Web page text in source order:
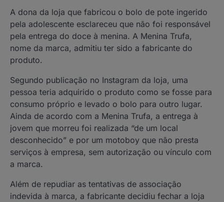
A dona da loja que fabricou o bolo de pote ingerido
pela adolescente esclareceu que não foi responsável
pela entrega do doce à menina. A Menina Trufa,
nome da marca, admitiu ter sido a fabricante do
produto.
Segundo publicação no Instagram da loja, uma
pessoa teria adquirido o produto como se fosse para
consumo próprio e levado o bolo para outro lugar.
Ainda de acordo com a Menina Trufa, a entrega à
jovem que morreu foi realizada “de um local
desconhecido” e por um motoboy que não presta
serviços à empresa, sem autorização ou vínculo com
a marca.
Além de repudiar as tentativas de associação
indevida à marca, a fabricante decidiu fechar a loja